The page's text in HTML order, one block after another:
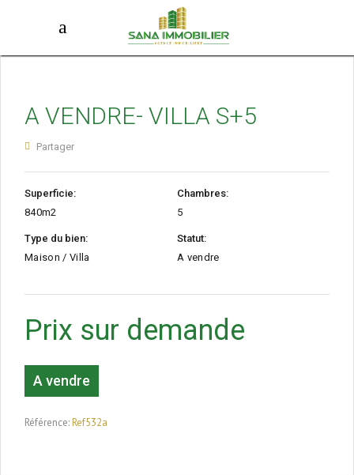
A VENDRE- VILLA S+5
Partager
Superficie:
840m2
Chambres:
5
Type du bien:
Maison / Villa
Statut:
A vendre
Prix sur demande
A vendre
Référence:Ref532a